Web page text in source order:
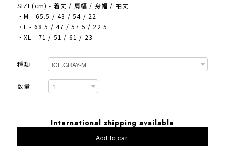
SIZE(cm) - 着丈 / 肩幅 / 身幅 / 袖丈
・M - 65.5 / 43 / 54 / 22
・L - 68.5 / 47 / 57.5 / 22.5
・XL - 71 / 51 / 61 / 23
種類
数量
International shipping available
Add to cart